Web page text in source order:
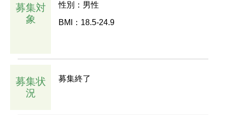
募集対
象
性別：男性
BMI：18.5-24.9
募集状
況
募集終了